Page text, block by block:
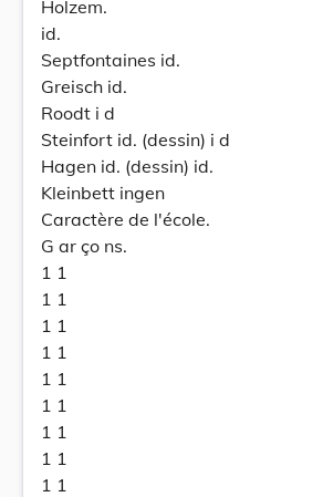
Holzem.
id.
Septfontaines id.
Greisch id.
Roodt i d
Steinfort id. (dessin) i d
Hagen id. (dessin) id.
Kleinbett ingen
Caractère de l'école.
G ar ço ns.
1 1
1 1
1 1
1 1
1 1
1 1
1 1
1 1
1 1